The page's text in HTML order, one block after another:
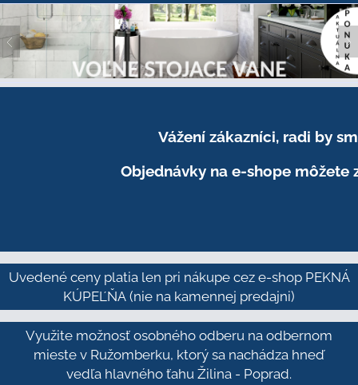
Vážení zákazníci, radi by
Objednávky na e-shope môžete
Uvedené ceny platia len pri nákupe cez e-shop PEKNÁ
KÚPEĽŇA (nie na kamennej predajni)
Využite možnosť osobného odberu na odbernom
mieste v Ružomberku, ktorý sa nachádza hneď
vedľa hlavného ťahu Žilina - Poprad.